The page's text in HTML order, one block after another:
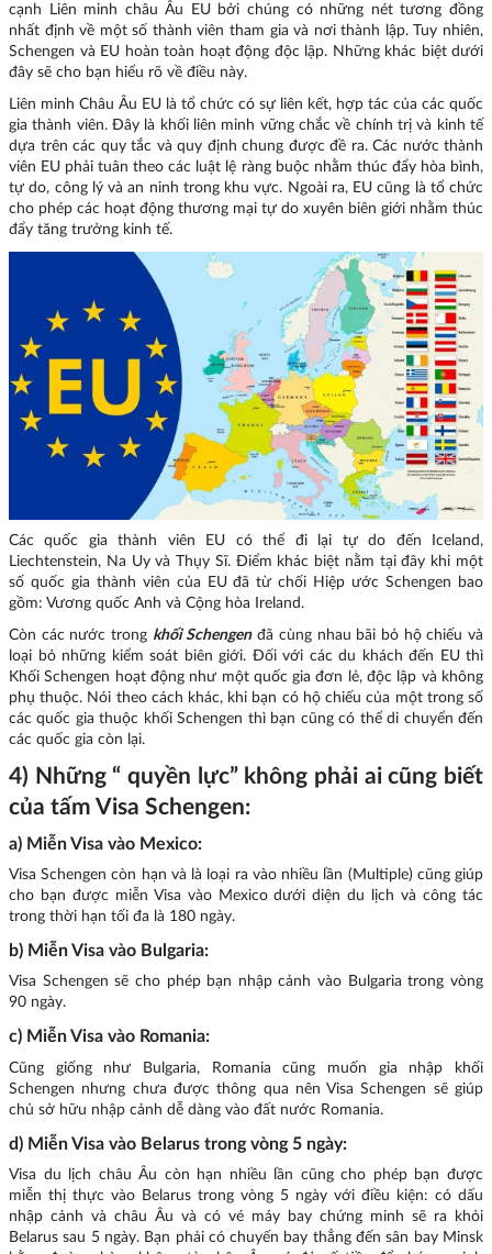
cạnh Liên minh châu Âu EU bởi chúng có những nét tương đồng
nhất định về một số thành viên tham gia và nơi thành lập. Tuy nhiên,
Schengen và EU hoàn toàn hoạt động độc lập. Những khác biệt dưới
đây sẽ cho bạn hiểu rõ về điều này.
Liên minh Châu Âu EU là tổ chức có sự liên kết, hợp tác của các quốc
gia thành viên. Đây là khối liên minh vững chắc về chính trị và kinh tế
dựa trên các quy tắc và quy định chung được đề ra. Các nước thành
viên EU phải tuân theo các luật lệ ràng buộc nhằm thúc đẩy hòa bình,
tự do, công lý và an ninh trong khu vực. Ngoài ra, EU cũng là tổ chức
cho phép các hoạt động thương mại tự do xuyên biên giới nhằm thúc
đẩy tăng trưởng kinh tế.
Các quốc gia thành viên EU có thể đi lại tự do đến Iceland,
Liechtenstein, Na Uy và Thụy Sĩ. Điểm khác biệt nằm tại đây khi một
số quốc gia thành viên của EU đã từ chối Hiệp ước Schengen bao
gồm: Vương quốc Anh và Cộng hòa Ireland.
Còn các nước trong khối Schengen đã cùng nhau bãi bỏ hộ chiếu và
loại bỏ những kiểm soát biên giới. Đối với các du khách đến EU thì
Khối Schengen hoạt động như một quốc gia đơn lẻ, độc lập và không
phụ thuộc. Nói theo cách khác, khi bạn có hộ chiếu của một trong số
các quốc gia thuộc khối Schengen thì bạn cũng có thể di chuyển đến
các quốc gia còn lại.
4) Những “ quyền lực” không phải ai cũng biết
của tấm Visa Schengen:
a) Miễn Visa vào Mexico:
Visa Schengen còn hạn và là loại ra vào nhiều lần (Multiple) cũng giúp
cho bạn được miễn Visa vào Mexico dưới diện du lịch và công tác
trong thời hạn tối đa là 180 ngày.
b) Miễn Visa vào Bulgaria:
Visa Schengen sẽ cho phép bạn nhập cảnh vào Bulgaria trong vòng
90 ngày.
c) Miễn Visa vào Romania:
Cũng giống như Bulgaria, Romania cũng muốn gia nhập khối
Schengen nhưng chưa được thông qua nên Visa Schengen sẽ giúp
chủ sở hữu nhập cảnh dễ dàng vào đất nước Romania.
d) Miễn Visa vào Belarus trong vòng 5 ngày:
Visa du lịch châu Âu còn hạn nhiều lần cũng cho phép bạn được
miễn thị thực vào Belarus trong vòng 5 ngày với điều kiện: có dấu
nhập cảnh và châu Âu và có vé máy bay chứng minh sẽ ra khỏi
Belarus sau 5 ngày. Bạn phải có chuyến bay thẳng đến sân bay Minsk